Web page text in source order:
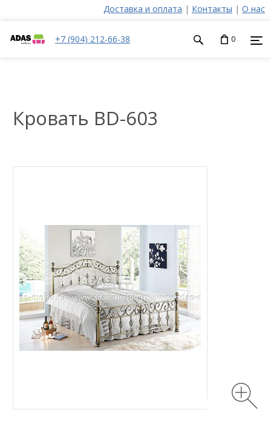
Доставка и оплата | Контакты | О нас
+7 (904) 212-66-38 0
Кровать BD-603